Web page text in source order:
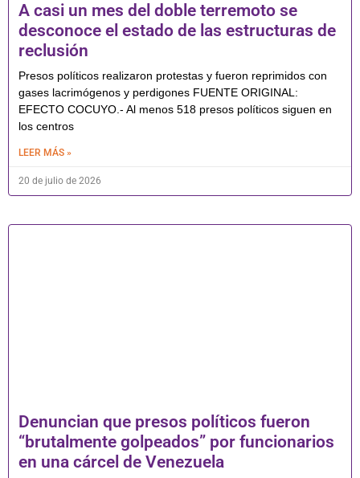
A casi un mes del doble terremoto se
desconoce el estado de las estructuras de
reclusión
Presos políticos realizaron protestas y fueron reprimidos con
gases lacrimógenos y perdigones FUENTE ORIGINAL:
EFECTO COCUYO.- Al menos 518 presos políticos siguen en
los centros
LEER MÁS »
20 de julio de 2026
Denuncian que presos políticos fueron
“brutalmente golpeados” por funcionarios
en una cárcel de Venezuela